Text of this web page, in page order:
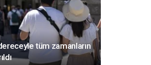
tüm zamanların